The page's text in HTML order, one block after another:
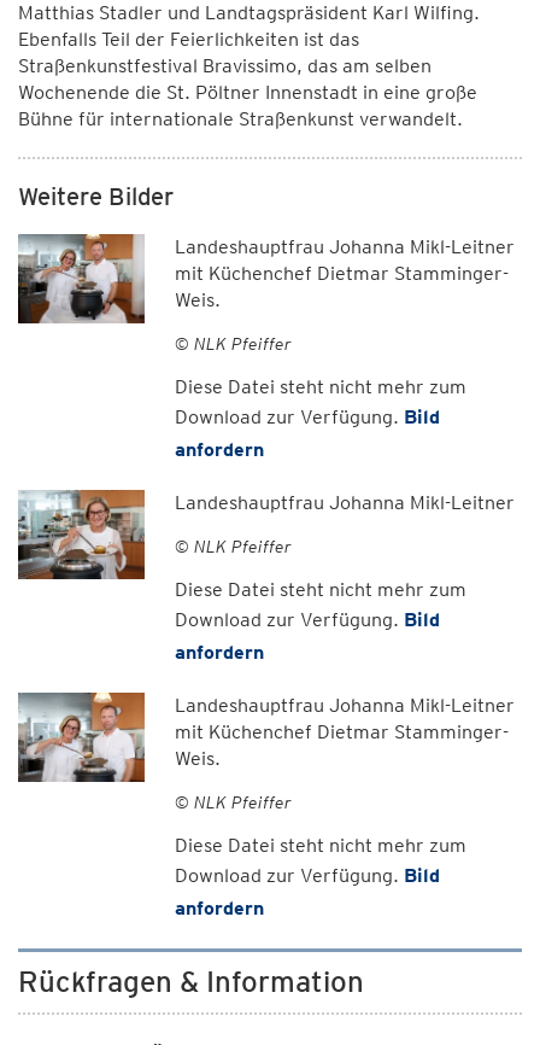
Matthias Stadler und Landtagspräsident Karl Wilfing.
Ebenfalls Teil der Feierlichkeiten ist das
Straßenkunstfestival Bravissimo, das am selben
Wochenende die St. Pöltner Innenstadt in eine große
Bühne für internationale Straßenkunst verwandelt.
Weitere Bilder
Landeshauptfrau Johanna Mikl-Leitner
mit Küchenchef Dietmar Stamminger-
Weis.
© NLK Pfeiffer
Diese Datei steht nicht mehr zum
Download zur Verfügung. Bild
anfordern
Landeshauptfrau Johanna Mikl-Leitner
© NLK Pfeiffer
Diese Datei steht nicht mehr zum
Download zur Verfügung. Bild
anfordern
Landeshauptfrau Johanna Mikl-Leitner
mit Küchenchef Dietmar Stamminger-
Weis.
© NLK Pfeiffer
Diese Datei steht nicht mehr zum
Download zur Verfügung. Bild
anfordern
Rückfragen & Information